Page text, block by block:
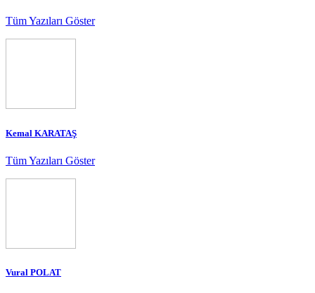
Tüm Yazıları Göster
Kemal KARATAŞ
Tüm Yazıları Göster
Vural POLAT